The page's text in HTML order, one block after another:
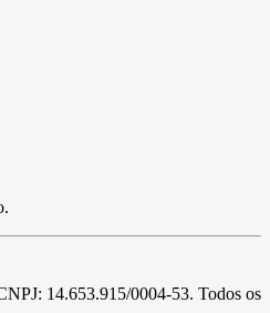
14.653.915/0004-53. Todos os